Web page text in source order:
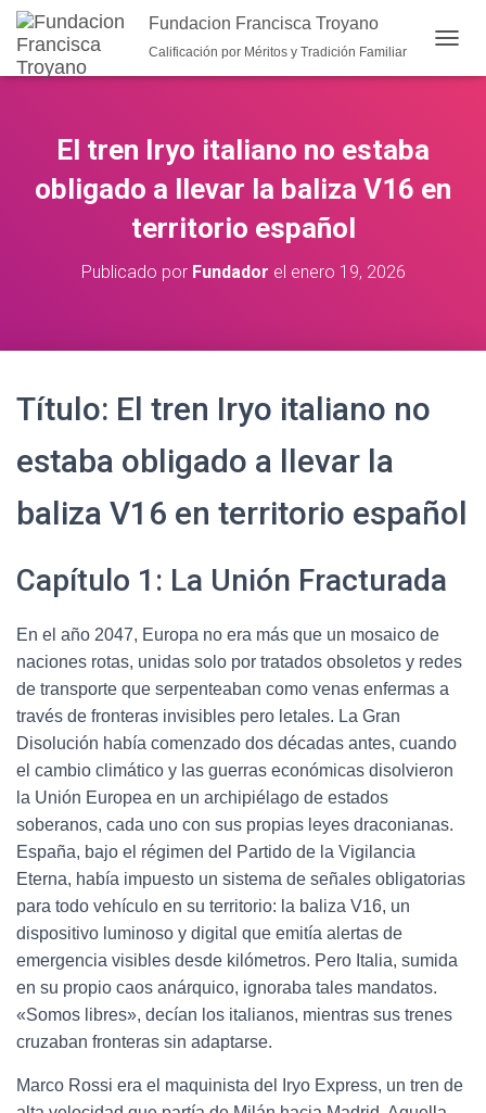
Fundacion Francisca Troyano
Calificación por Méritos y Tradición Familiar
El tren Iryo italiano no estaba
obligado a llevar la baliza V16 en
territorio español
Publicado por Fundador el enero 19, 2026
Título: El tren Iryo italiano no
estaba obligado a llevar la
baliza V16 en territorio español
Capítulo 1: La Unión Fracturada
En el año 2047, Europa no era más que un mosaico de
naciones rotas, unidas solo por tratados obsoletos y redes
de transporte que serpenteaban como venas enfermas a
través de fronteras invisibles pero letales. La Gran
Disolución había comenzado dos décadas antes, cuando
el cambio climático y las guerras económicas disolvieron
la Unión Europea en un archipiélago de estados
soberanos, cada uno con sus propias leyes draconianas.
España, bajo el régimen del Partido de la Vigilancia
Eterna, había impuesto un sistema de señales obligatorias
para todo vehículo en su territorio: la baliza V16, un
dispositivo luminoso y digital que emitía alertas de
emergencia visibles desde kilómetros. Pero Italia, sumida
en su propio caos anárquico, ignoraba tales mandatos.
«Somos libres», decían los italianos, mientras sus trenes
cruzaban fronteras sin adaptarse.
Marco Rossi era el maquinista del Iryo Express, un tren de